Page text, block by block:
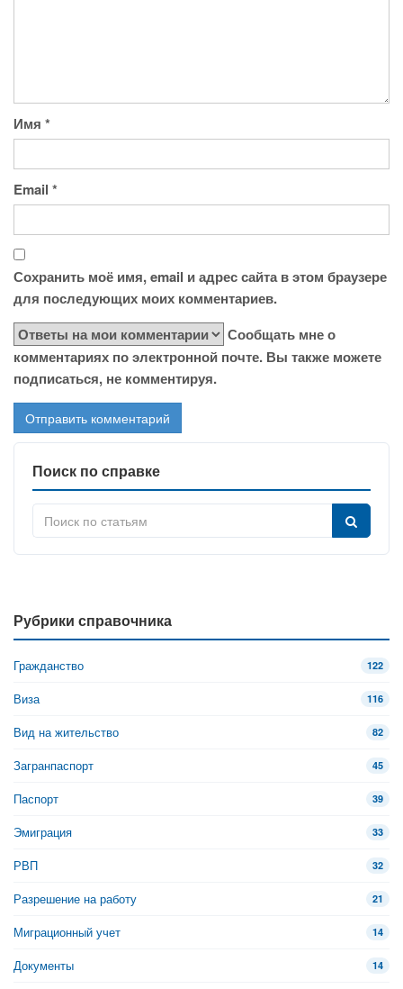
Имя *
Email *
Сохранить моё имя, email и адрес сайта в этом браузере
для последующих моих комментариев.
Сообщать мне о
комментариях по электронной почте. Вы также можете
подписаться, не комментируя.
Поиск по справке
Рубрики справочника
Гражданство 122
Виза 116
Вид на жительство 82
Загранпаспорт 45
Паспорт 39
Эмиграция 33
РВП 32
Разрешение на работу 21
Миграционный учет 14
Документы 14